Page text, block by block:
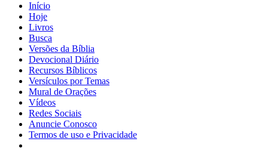
Início
Hoje
Livros
Busca
Versões da Bíblia
Devocional Diário
Recursos Bíblicos
Versículos por Temas
Mural de Orações
Vídeos
Redes Sociais
Anuncie Conosco
Termos de uso e Privacidade